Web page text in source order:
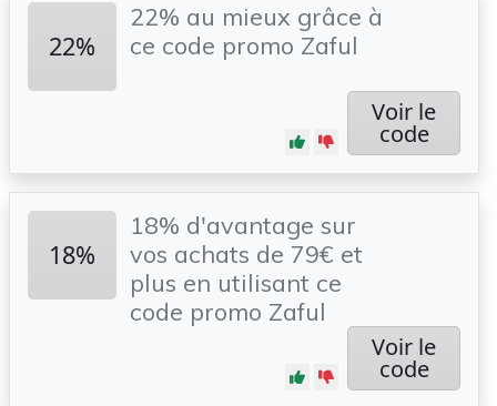
22%
22% au mieux grâce à
ce code promo Zaful
Voir le
code
18%
18% d'avantage sur
vos achats de 79€ et
plus en utilisant ce
code promo Zaful
Voir le
code